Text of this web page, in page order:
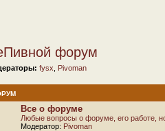
форум
fysx Pivoman
Все о форуме
Любые вопросы о форуме, его работе,
Модератор: Pivoman